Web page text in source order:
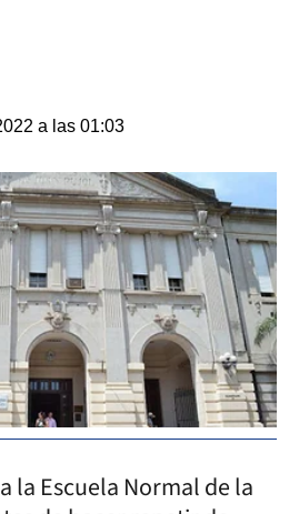
a las 01:03
la Escuela Normal de la